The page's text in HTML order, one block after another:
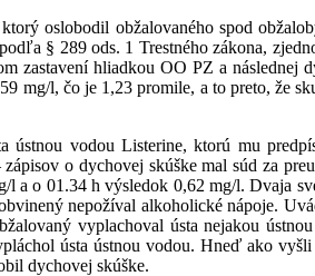
oslobodil obžalovaného spod
§ 289 ods. 1 Trestného zákona,
zastavení hliadkou OO PZ a následnej
mg/l, čo je 1,23 promile, a to preto, že
ústnou vodou Listerine, ktorú mu
o dychovej skúške mal súd za
l a o 01.34 h výsledok 0,62 mg/l. Dvaja
nepožíval alkoholické nápoje.
vyplachoval ústa nejakou
ústa ústnou vodou. Hneď ako vyšli
dychovej skúške.